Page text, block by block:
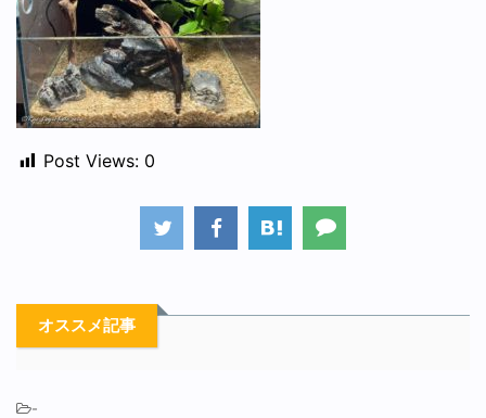
Post Views: 0
オススメ記事
-